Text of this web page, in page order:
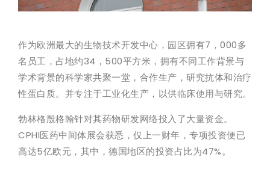
作为欧洲最大的生物技术开发中心，园区拥有7，000多
名员工，占地约34，500平方米，拥有不同工作背景与
学术背景的科学家共聚一堂，合作生产，研究抗体和治疗
性蛋白质。并专注于工业化生产，以供临床使用与研究。
勃林格殷格翰针对其药物研发网络投入了大量资金。
CPHI医药中间体展会获悉，仅上一财年，专项投资便已
高达5亿欧元，其中，德国地区的投资占比为47%。